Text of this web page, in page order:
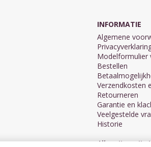
INFORMATIE
Algemene
Modelformulier
Bestellen
Verzendkosten
Retourneren
Garantie en
Veelgestelde
Historie
Alle prijzen zijn